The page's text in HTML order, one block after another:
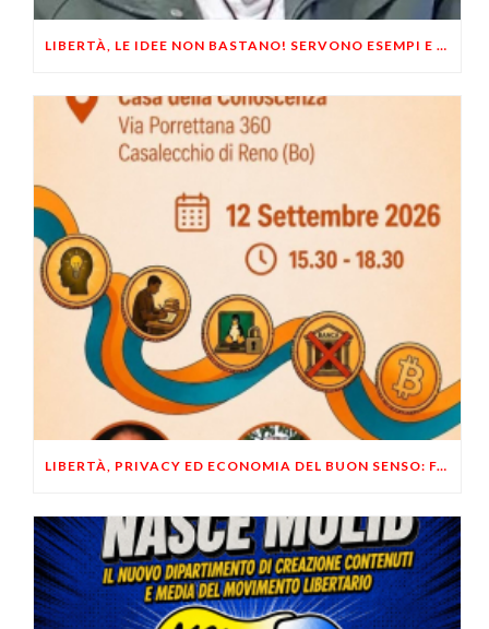
LIBERTÀ, LE IDEE NON BASTANO! SERVONO ESEMPI E UN PO’ DI COERENZA
LIBERTÀ, PRIVACY ED ECONOMIA DEL BUON SENSO: FACCO E MUSUMECI A CASALECCHIO DI RENO (BO)